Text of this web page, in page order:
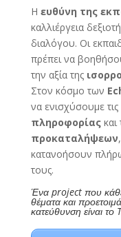
Η ευθύνη της
καλλιέργεια
διαλόγου. Οι
πρέπει να
την αξία της
Στον κόσμο των
να ενισχύσουμε τις
πληροφορίαςκαι
προκαταλήψεων
κατανοήσουν
τους.
Ένα project που κάθε
θέματα και
κατεύθυνση είναι το